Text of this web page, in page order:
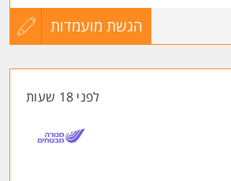
הגשת מועמדות
עדכון
לפני 18 שעות